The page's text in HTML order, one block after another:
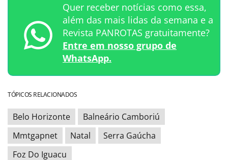
Quer receber notícias como essa,
além das mais lidas da semana e a
Revista PANROTAS gratuitamente?
Entre em nosso grupo de
WhatsApp.
TÓPICOS RELACIONADOS
Belo Horizonte
Balneário Camboriú
Mmtgapnet
Natal
Serra Gaúcha
Foz Do Iguacu